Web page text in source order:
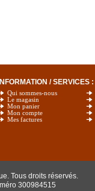
INFORMATION / SERVICES :
Qui sommes-nous
Le magasin
Mon panier
Mon compte
Mes factures
Tous droits réservés.
300984515